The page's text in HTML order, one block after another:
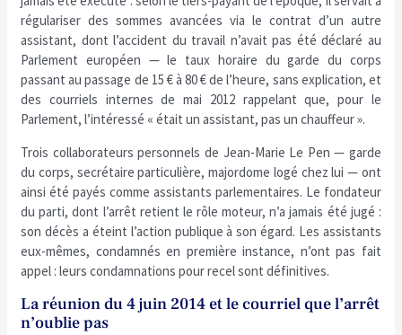
régulariser des sommes avancées via le contrat d’un autre
assistant, dont l’accident du travail n’avait pas été déclaré au
Parlement européen — le taux horaire du garde du corps
passant au passage de 15 € à 80 € de l’heure, sans explication, et
des courriels internes de mai 2012 rappelant que, pour le
Parlement, l’intéressé « était un assistant, pas un chauffeur ».
Trois collaborateurs personnels de Jean-Marie Le Pen — garde
du corps, secrétaire particulière, majordome logé chez lui — ont
ainsi été payés comme assistants parlementaires. Le fondateur
du parti, dont l’arrêt retient le rôle moteur, n’a jamais été jugé :
son décès a éteint l’action publique à son égard. Les assistants
eux-mêmes, condamnés en première instance, n’ont pas fait
appel : leurs condamnations pour recel sont définitives.
La réunion du 4 juin 2014 et le courriel que l’arrêt
n’oublie pas